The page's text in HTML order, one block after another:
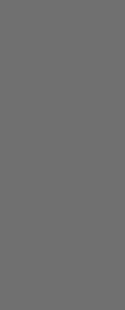
أم
حسنًا، هناك بعض
آه، هناك موجات